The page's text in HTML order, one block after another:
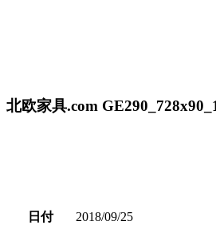
北欧家具.com
日付 2018/09/25